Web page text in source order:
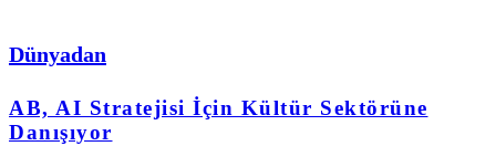
Dünyadan
AB, AI Stratejisi İçin Kültür Sektörüne
Danışıyor